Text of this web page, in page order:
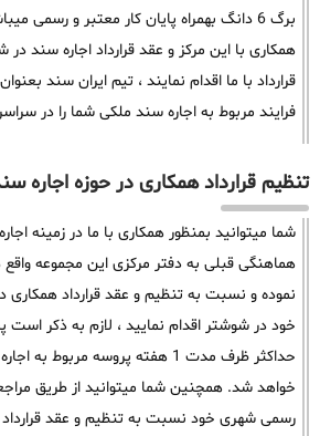
برگ 6 دانگ بهمراه پایان کار معتبر و رسمی
همکاری با این مرکز و عقد قرارداد اجاره سند
قرارداد با ما اقدام نمایند ، تیم ایران سند
فرایند مربوط به اجاره سند ملکی شما را در
تنظیم قرارداد همکاری در حوزه اجاره
شما میتوانید بمنظور همکاری با ما در زمینه
هماهنگی قبلی به دفتر مرکزی این مجموعه واقع
نموده و نسبت به تنظیم و عقد قرارداد همکاری
خود در شوشتر اقدام نمایید ، لازم به ذکر است
حداکثر ظرف مدت 1 هفته پروسه
خواهد شد. همچنین شما میتوانید از طریق
رسمی شهری خود نسبت به تنظیم و عقد قرارداد